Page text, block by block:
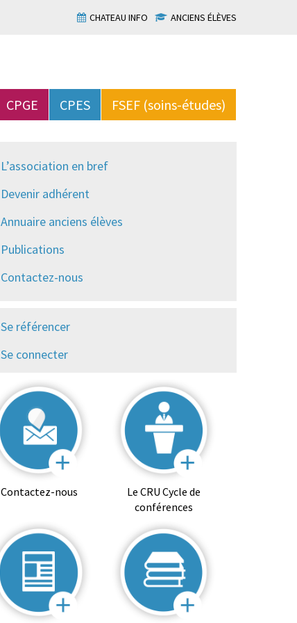
CHATEAU INFO ANCIENS ÉLÈVES
CPGE CPES FSEF (soins-études)
L’association en bref
Devenir adhérent
Annuaire anciens élèves
Publications
Contactez-nous
Se référencer
Se connecter
Contactez-nous
Le CRU Cycle de
conférences